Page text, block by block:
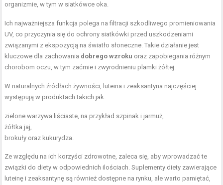
organizmie, w tym w siatkówce oka.
Ich najważniejsza funkcja polega na filtracji szkodliwego promieniowania
UV, co przyczynia się do ochrony siatkówki przed uszkodzeniami
związanymi z ekspozycją na światło słoneczne. Takie działanie jest
kluczowe dla zachowania dobrego wzroku oraz zapobiegania różnym
chorobom oczu, w tym zaćmie i zwyrodnieniu plamki żółtej.
W naturalnych źródłach żywności, luteina i zeaksantyna najczęściej
występują w produktach takich jak:
zielone warzywa liściaste, na przykład szpinak i jarmuż,
żółtka jaj,
brokuły oraz kukurydza.
Ze względu na ich korzyści zdrowotne, zaleca się, aby wprowadzać te
związki do diety w odpowiednich ilościach. Suplementy diety zawierające
luteinę i zeaksantynę są również dostępne na rynku, ale warto pamiętać,